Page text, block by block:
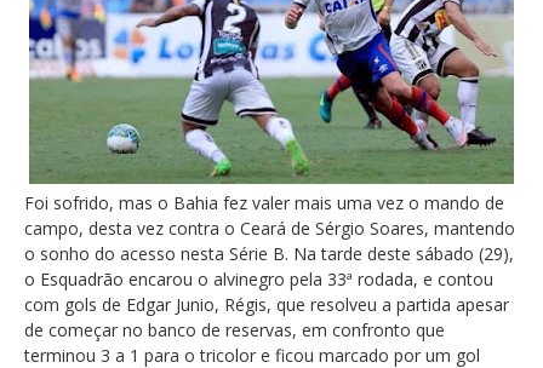
Foi sofrido, mas o Bahia fez valer mais uma vez o mando de
campo, desta vez contra o Ceará de Sérgio Soares, mantendo
o sonho do acesso nesta Série B. Na tarde deste sábado (29),
o Esquadrão encarou o alvinegro pela 33ª rodada, e contou
com gols de Edgar Junio, Régis, que resolveu a partida apesar
de começar no banco de reservas, em confronto que
terminou 3 a 1 para o tricolor e ficou marcado por um gol